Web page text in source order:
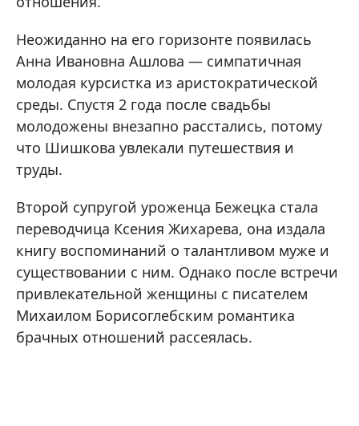
Неожиданно на его горизонте появилась
Анна Ивановна Ашлова — симпатичная
молодая курсистка из аристократической
среды. Спустя 2 года после свадьбы
молодожены внезапно расстались, потому
что Шишкова увлекали путешествия и
труды.
Второй супругой уроженца Бежецка стала
переводчица Ксения Жихарева, она издала
книгу воспоминаний о талантливом муже и
существовании с ним. Однако после встречи
привлекательной женщины с писателем
Михаилом Борисоглебским романтика
брачных отношений рассеялась.